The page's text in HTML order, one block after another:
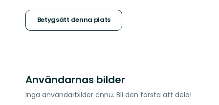
stjärnor
Betygsätt denna plats
Användarnas bilder
Inga användarbilder ännu. Bli den första att dela!